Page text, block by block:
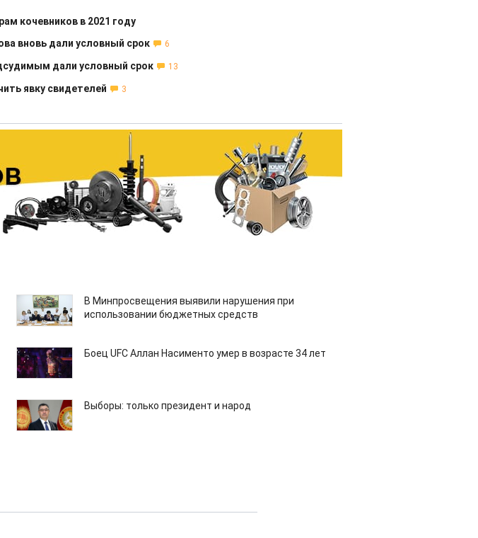
кочевников в 2021 году
вновь дали условный срок
6
дали условный срок 13
явку свидетелей 3
В Минпросвещения выявили нарушения при
использовании бюджетных средств
Боец UFC Аллан Насименто умер в возрасте 34 лет
Выборы: только президент и народ